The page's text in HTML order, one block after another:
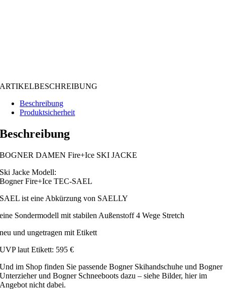
ARTIKELBESCHREIBUNG
Beschreibung
Produktsicherheit
Beschreibung
BOGNER DAMEN Fire+Ice SKI JACKE
Ski Jacke Modell:
Bogner Fire+Ice TEC-SAEL
SAEL ist eine Abkürzung von SAELLY
eine Sondermodell mit stabilen Außenstoff 4 Wege Stretch
neu und ungetragen mit Etikett
UVP laut Etikett: 595 €
Und im Shop finden Sie passende Bogner Skihandschuhe und Bogner
Unterzieher und Bogner Schneeboots dazu – siehe Bilder, hier im
Angebot nicht dabei.